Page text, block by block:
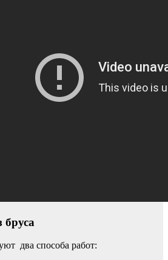
бруса
два способа работ: